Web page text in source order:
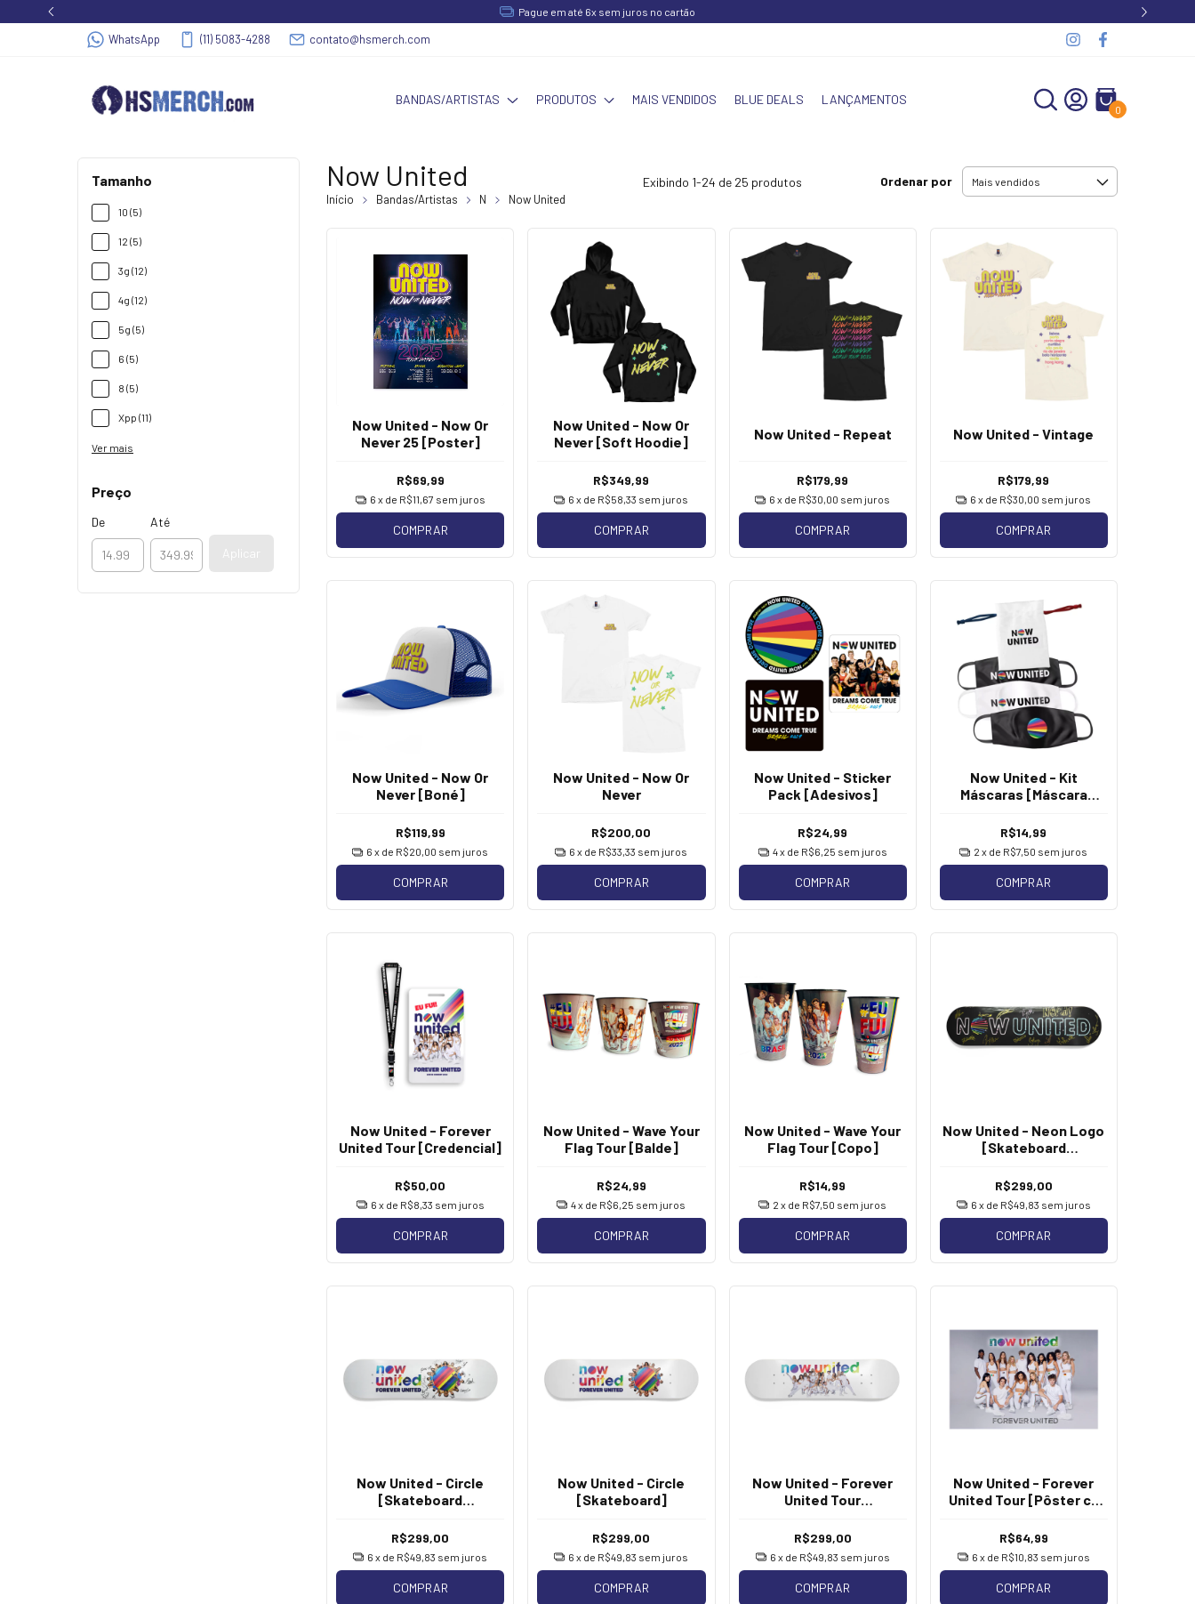
Pague em até 6x sem juros no cartão
WhatsApp (11) 5083-4288 contato@hsmerch.com
BANDAS/ARTISTAS PRODUTOS MAIS VENDIDOS BLUE DEALS LANÇAMENTOS
0
Tamanho
10 (5)
12 (5)
3g (12)
4g (12)
5g (5)
6 (5)
8 (5)
Xpp (11)
Ver mais
Preço
De Até
Aplicar
Now United
Início Bandas/Artistas N Now United
Exibindo 1-24 de 25 produtos Ordenar por
Now United - Now Or
Never 25 [Poster]
R$69,99
6 x de R$11,67 sem juros
COMPRAR
Now United - Now Or
Never [Soft Hoodie]
R$349,99
6 x de R$58,33 sem juros
COMPRAR
Now United - Repeat
R$179,99
6 x de R$30,00 sem juros
COMPRAR
Now United - Vintage
R$179,99
6 x de R$30,00 sem juros
COMPRAR
Now United - Now Or
Never [Boné]
R$119,99
6 x de R$20,00 sem juros
COMPRAR
Now United - Now Or
Never
R$200,00
6 x de R$33,33 sem juros
COMPRAR
Now United - Sticker
Pack [Adesivos]
R$24,99
4x de R$6,25 sem juros
COMPRAR
Now United - Kit
Máscaras [Máscara
R$14,99
2 x de R$7,50 sem juros
COMPRAR
Now United - Forever
United Tour [Credencial]
R$50,00
6 x de R$8,33 sem juros
COMPRAR
Now United - Wave Your
Flag Tour [Balde]
R$24,99
4x de R$6,25 sem juros
COMPRAR
Now United - Wave Your
Flag Tour [Copo]
R$14,99
2 x de R$7,50 sem juros
COMPRAR
Now United - Neon Logo
[Skateboard
R$299,00
6 x de R$49,83 sem juros
COMPRAR
Now United - Circle
[Skateboard
R$299,00
6 x de R$49,83 sem juros
COMPRAR
Now United - Circle
[Skateboard]
R$299,00
6 x de R$49,83 sem juros
COMPRAR
Now United - Forever
United Tour
R$299,00
6 x de R$49,83 sem juros
COMPRAR
Now United - Forever
United Tour [Pôster c/
R$64,99
6 x de R$10,83 sem juros
COMPRAR